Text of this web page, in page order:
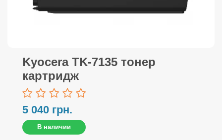
Kyocera TK-7135 тонер
картридж
5 040 грн.
В наличии